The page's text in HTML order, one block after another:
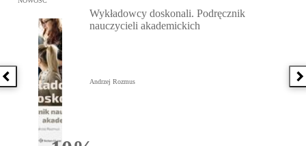
Poprzednia książka
Wykładowcy doskonali. Podręcznik
nauczycieli akademickich
Andrzej Rozmus